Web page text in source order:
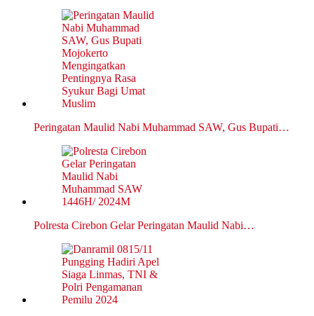
Peringatan Maulid Nabi Muhammad SAW, Gus Bupati…
Polresta Cirebon Gelar Peringatan Maulid Nabi…